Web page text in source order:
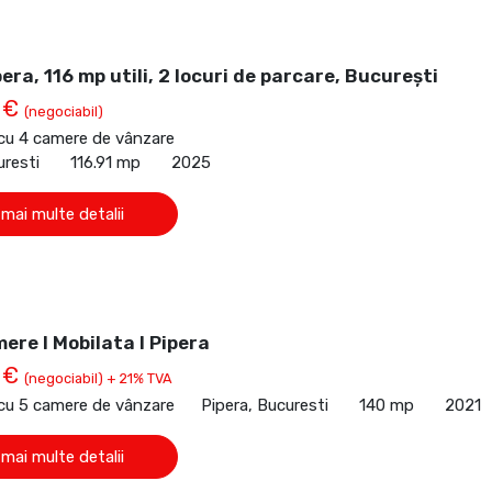
116 mp utili, 2 locuri de parcare, București
(negociabil)
4 camere de vânzare
116.91 mp 2025
multe detalii
I Mobilata I Pipera
(negociabil) + 21% TVA
5 camere de vânzare Pipera, Bucuresti 140 mp 2021
multe detalii